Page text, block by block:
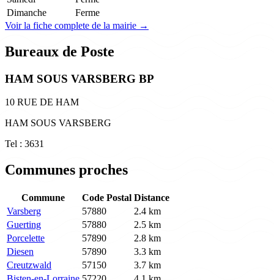
Dimanche
Ferme
Voir la fiche complete de la mairie →
Bureaux de Poste
HAM SOUS VARSBERG BP
10 RUE DE HAM
HAM SOUS VARSBERG
Tel : 3631
Communes proches
Commune Code Postal Distance
Varsberg
57880
2.4 km
Guerting
57880
2.5 km
Porcelette
57890
2.8 km
Diesen
57890
3.3 km
Creutzwald
57150
3.7 km